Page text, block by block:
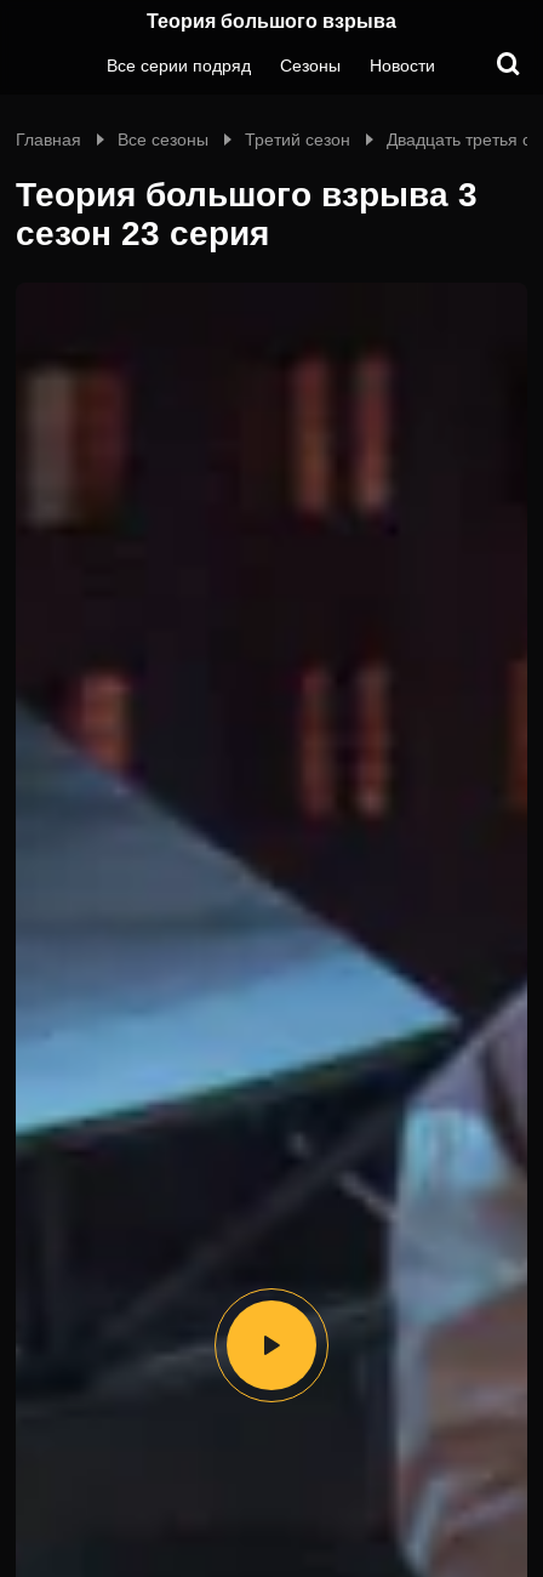
Теория большого взрыва
Все серии подряд Сезоны Новости
Главная Все сезоны Третий сезон Двадцать третья
Теория большого взрыва 3
сезон 23 серия